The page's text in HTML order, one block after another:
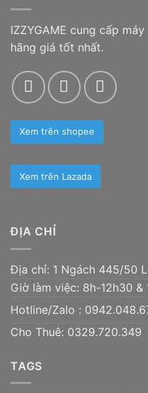
IZZYGAME cung cấp
hãng giá tốt nhất.
Xem trên shopee
Xem trên Lazada
ĐỊA CHỈ
Địa chỉ: 1 Ngách 445/50
Giờ làm việc: 8h-12h30 &
Hotline/Zalo :
Cho Thuê: 0329.720.349
TAGS